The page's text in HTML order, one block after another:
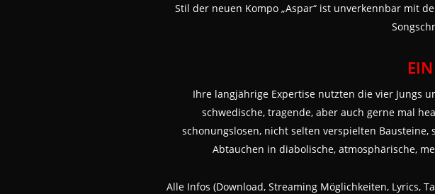
Stil der neuen Kompo „Aspar“ ist unverkennbar mit
Ihre langjährige Expertise nutzten die vier Jungs
schwedische, tragende, aber auch gerne mal
schonungslosen, nicht selten verspielten
Abtauchen in diabolische, atmosphärische,
Alle Infos (Download, Streaming Möglichkeiten, Lyrics,